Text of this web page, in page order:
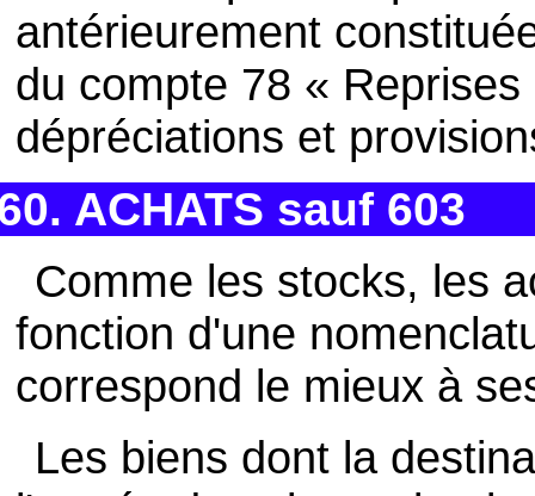
antérieurement
du compte 78 «
dépréciations et
ACHATS sauf 603
Comme les stocks, les
fonction d'une
correspond le mieux à
Les biens dont la